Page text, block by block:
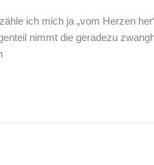
ich mich ja „vom Herzen
nimmt die geradezu